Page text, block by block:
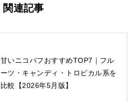
関連記事
甘いニコパフおすすめTOP7｜フル
ーツ・キャンディ・トロピカル系を
比較【2026年5月版】